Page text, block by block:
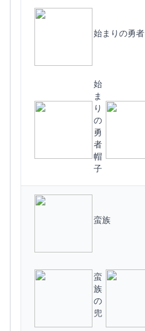
始まりの勇者
始
ま
り
の
勇
者
帽
子
蛮族
蛮
族
の
兜